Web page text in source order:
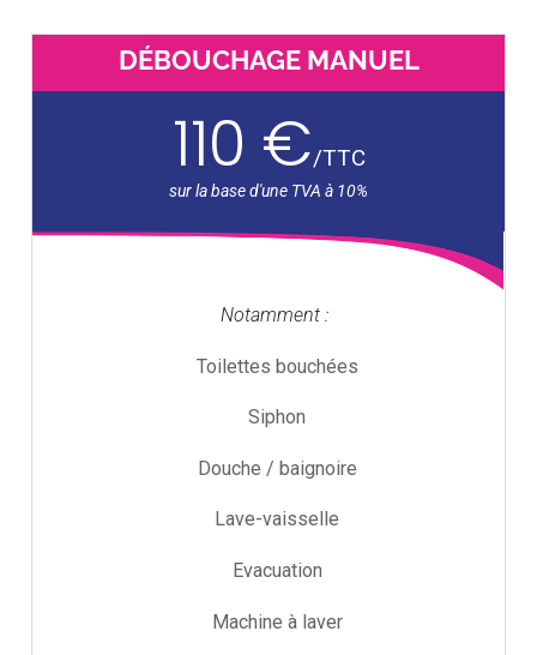
DÉBOUCHAGE MANUEL
110 €/TTC
Notamment :
Toilettes bouchées
Siphon
Douche / baignoire
Lave-vaisselle
Evacuation
Machine à laver